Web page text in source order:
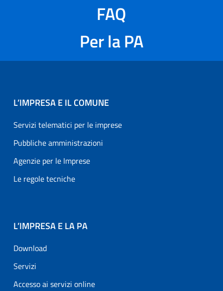
FAQ
Per la PA
L’IMPRESA E IL COMUNE
Servizi telematici per le imprese
Pubbliche amministrazioni
Agenzie per le Imprese
Le regole tecniche
L’IMPRESA E LA PA
Download
Servizi
Accesso ai servizi online